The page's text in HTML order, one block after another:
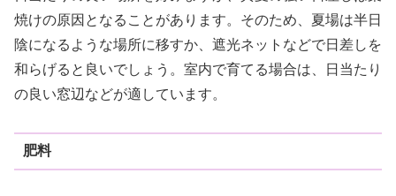
焼けの原因となることがあります。そのため、夏場は半日
陰になるような場所に移すか、遮光ネットなどで日差しを
和らげると良いでしょう。室内で育てる場合は、日当たり
の良い窓辺などが適しています。
肥料